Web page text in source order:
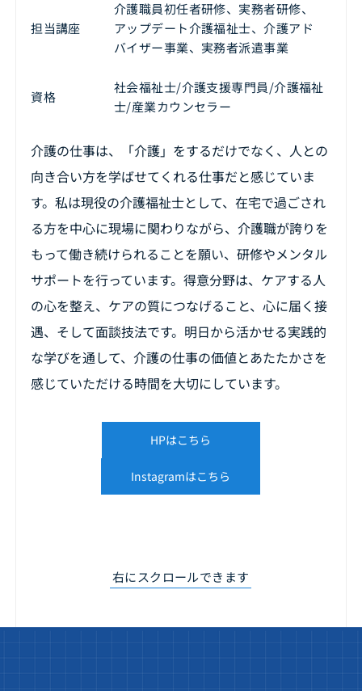
担当講座
​資格
介護職員初任者研修、実務者研修、
アップデート介護福祉士、介護アド
バイザー事業、実務者派遣事業
社会福祉士/介護支援専門員/介護福祉
士/産業カウンセラー
介護の仕事は、「介護」をするだけでなく、人との
向き合い方を学ばせてくれる仕事だと感じていま
す。私は現役の介護福祉士として、在宅で過ごされ
る方を中心に現場に関わりながら、介護職が誇りを
もって働き続けられることを願い、研修やメンタル
サポートを行っています。得意分野は、ケアする人
の心を整え、ケアの質につなげること、心に届く接
遇、そして面談技法です。明日から活かせる実践的
な学びを通して、介護の仕事の価値とあたたかさを
感じていただける時間を大切にしています。
HPはこちら
Instagramはこちら
​右にスクロールできます